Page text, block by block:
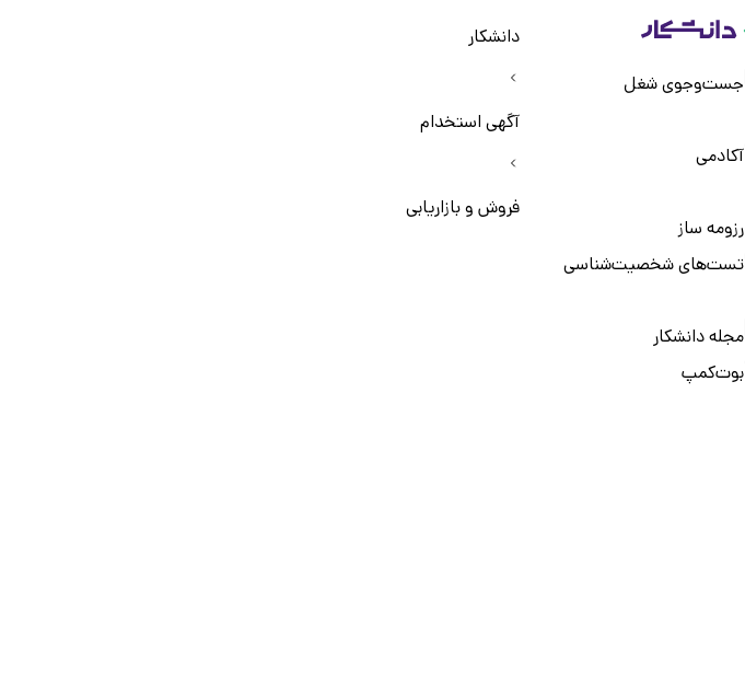
جست‌و‌جوی شغل
آکادمی
رزومه ساز
تست‌های شخصیت‌شناسی
مجله دانشکار
بوت‌کمپ
دانشکار
آگهی استخدام
فروش و بازاریابی